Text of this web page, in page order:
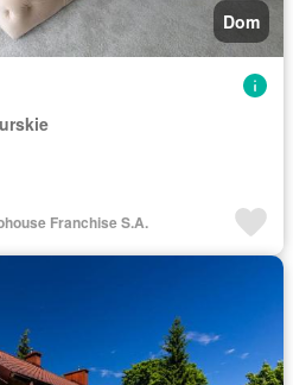
Dom
Franchise S.A.